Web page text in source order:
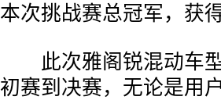
本次挑战赛总冠军，获
此次雅阁锐混动车型
初赛到决赛，无论是用